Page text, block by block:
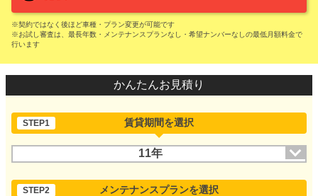
※契約ではなく後ほど車種・プラン変更が可能です
※お試し審査は、最長年数・メンテナンスプランなし・希望ナンバーなしの最低月額料金で
行います
かんたんお見積り
STEP1 賃貸期間を選択
11年
STEP2 メンテナンスプランを選択